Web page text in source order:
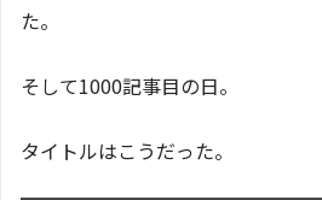
た。
そして1000記事目の日。
タイトルはこうだった。